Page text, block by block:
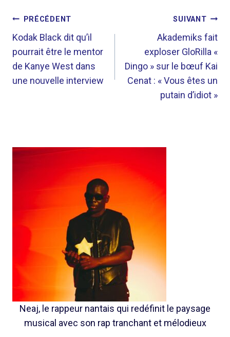
NAVIGATION
DE
L’ARTICLE
PRÉCÉDENT
Kodak Black dit qu’il
pourrait être le mentor
de Kanye West dans
une nouvelle interview
SUIVANT
Akademiks fait
exploser GloRilla «
Dingo » sur le bœuf Kai
Cenat : « Vous êtes un
putain d’idiot »
Neaj, le rappeur nantais qui redéfinit le paysage
musical avec son rap tranchant et mélodieux